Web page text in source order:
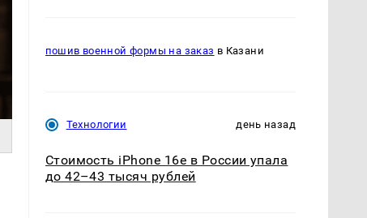
пошив военной формы на заказ в Казани
Технологии день назад
Стоимость iPhone 16e в России упала
до 42–43 тысяч рублей